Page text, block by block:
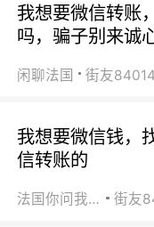
我想要微信转账
吗，骗子别来诚
闲聊法国
我想要微信钱，
信转账的
法国你问我答